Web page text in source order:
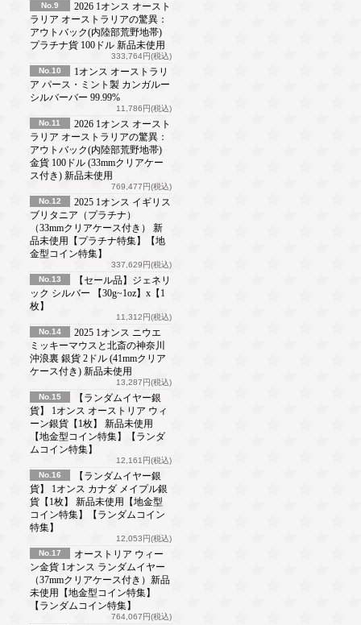
No.9
2026 1オンス オースト
ラリア オーストラリアの驚異：
アウトバック(内陸部荒野地帯)
プラチナ貨 100ドル 新品未使用
333,764円(税込)
No.10
1オンス オーストラリ
ア パース・ミント製 カンガルー
シルバーバー 99.99%
11,786円(税込)
No.11
2026 1オンス オースト
ラリア オーストラリアの驚異：
アウトバック(内陸部荒野地帯)
金貨 100ドル (33mmクリアケー
ス付き) 新品未使用
769,477円(税込)
No.12
2025 1オンス イギリス
ブリタニア（プラチナ）
（33mmクリアケース付き） 新
品未使用【プラチナ特集】【地
金型コイン特集】
337,629円(税込)
No.13
【セール品】ジェネリ
ック シルバー 【30g~1oz】x【1
枚】
11,312円(税込)
No.14
2025 1オンス ニウエ
ミッキーマウスと北斎の神奈川
沖浪裏 銀貨 2ドル (41mmクリア
ケース付き) 新品未使用
13,287円(税込)
No.15
【ランダムイヤー銀
貨】 1オンス オーストリア ウィ
ーン銀貨【1枚】 新品未使用
【地金型コイン特集】【ランダ
ムコイン特集】
12,161円(税込)
No.16
【ランダムイヤー銀
貨】 1オンス カナダ メイプル銀
貨【1枚】 新品未使用【地金型
コイン特集】【ランダムコイン
特集】
12,053円(税込)
No.17
オーストリア ウィー
ン金貨 1オンス ランダムイヤー
（37mmクリアケース付き）新品
未使用【地金型コイン特集】
【ランダムコイン特集】
764,067円(税込)